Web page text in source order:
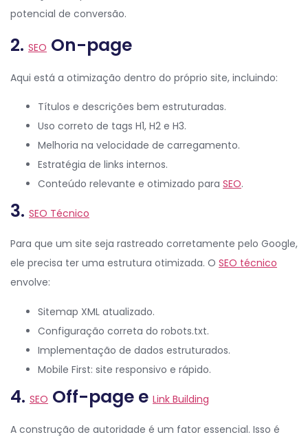
potencial de conversão.
2. SEO On-page
Aqui está a otimização dentro do próprio site, incluindo:
Títulos e descrições bem estruturadas.
Uso correto de tags H1, H2 e H3.
Melhoria na velocidade de carregamento.
Estratégia de links internos.
Conteúdo relevante e otimizado para SEO.
3. SEO Técnico
Para que um site seja rastreado corretamente pelo Google,
ele precisa ter uma estrutura otimizada. O SEO técnico
envolve:
Sitemap XML atualizado.
Configuração correta do robots.txt.
Implementação de dados estruturados.
Mobile First: site responsivo e rápido.
4. SEO Off-page e Link Building
A construção de autoridade é um fator essencial. Isso é